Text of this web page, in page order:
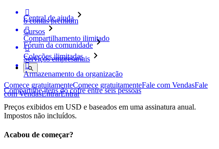
Central de ajuda
Cursos
Fórum da comunidade
Serviços empresariais
Comece gratuitamenteComece gratuitamenteFale com VendasFale
com VendasEntrarEntrar

6 contas premium

Compartilhamento ilimitado

Coleções ilimitadas

Armazenamento da organização
Compartilhe itens do cofre entre seis pessoas
Preços exibidos em USD e baseados em uma assinatura anual.
Impostos não incluídos.
Acabou de começar?